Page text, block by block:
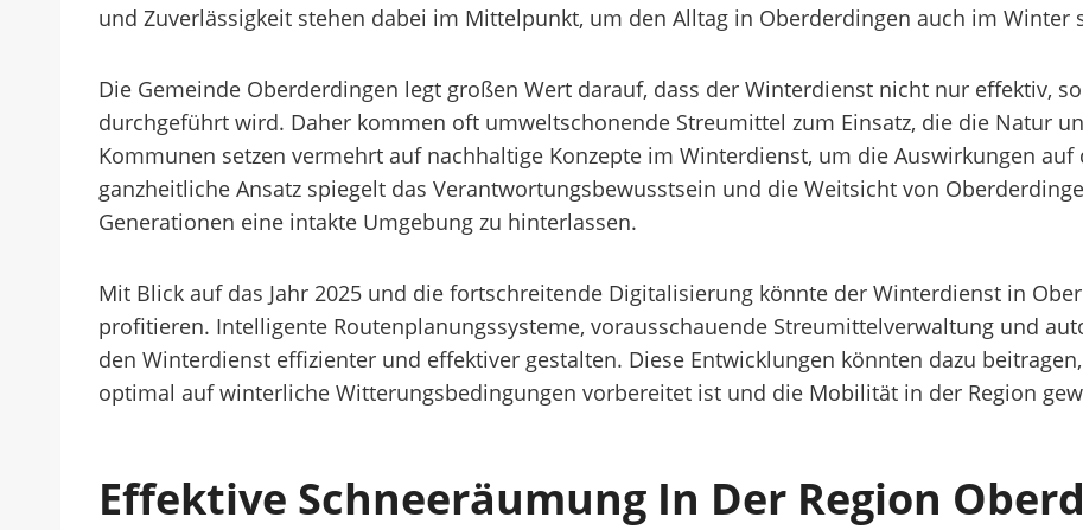
und Zuverlässigkeit stehen dabei im Mittelpunkt, um den Alltag in Oberderdingen auch im Winter
Die Gemeinde Oberderdingen legt großen Wert darauf, dass der Winterdienst nicht nur effektiv,
durchgeführt wird. Daher kommen oft umweltschonende Streumittel zum Einsatz, die die Natur
Kommunen setzen vermehrt auf nachhaltige Konzepte im Winterdienst, um die Auswirkungen
ganzheitliche Ansatz spiegelt das Verantwortungsbewusstsein und die Weitsicht von
Generationen eine intakte Umgebung zu hinterlassen.
Mit Blick auf das Jahr 2025 und die fortschreitende Digitalisierung könnte der Winterdienst in
profitieren. Intelligente Routenplanungssysteme, vorausschauende Streumittelverwaltung und
den Winterdienst effizienter und effektiver gestalten. Diese Entwicklungen könnten dazu
optimal auf winterliche Witterungsbedingungen vorbereitet ist und die Mobilität in der Region
Effektive Schneeräumung In Der Region